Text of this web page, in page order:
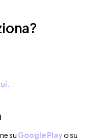
su Google Playo su